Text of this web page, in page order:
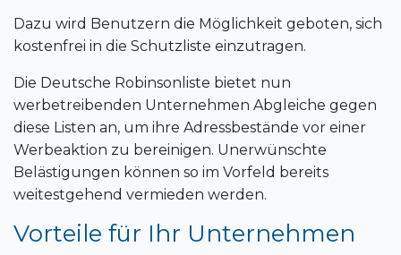
Dazu wird Benutzern die Möglichkeit geboten, sich
kostenfrei in die Schutzliste einzutragen.
Die Deutsche Robinsonliste bietet nun
werbetreibenden Unternehmen Abgleiche gegen
diese Listen an, um ihre Adressbestände vor einer
Werbeaktion zu bereinigen. Unerwünschte
Belästigungen können so im Vorfeld bereits
weitestgehend vermieden werden.
Vorteile für Ihr Unternehmen